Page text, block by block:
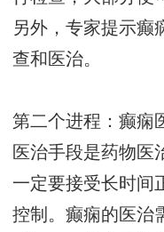
另外，专家提示癫
查和医治。
第二个进程：癫痫
医治手段是药物医
一定要接受长时间
控制。癫痫的医治